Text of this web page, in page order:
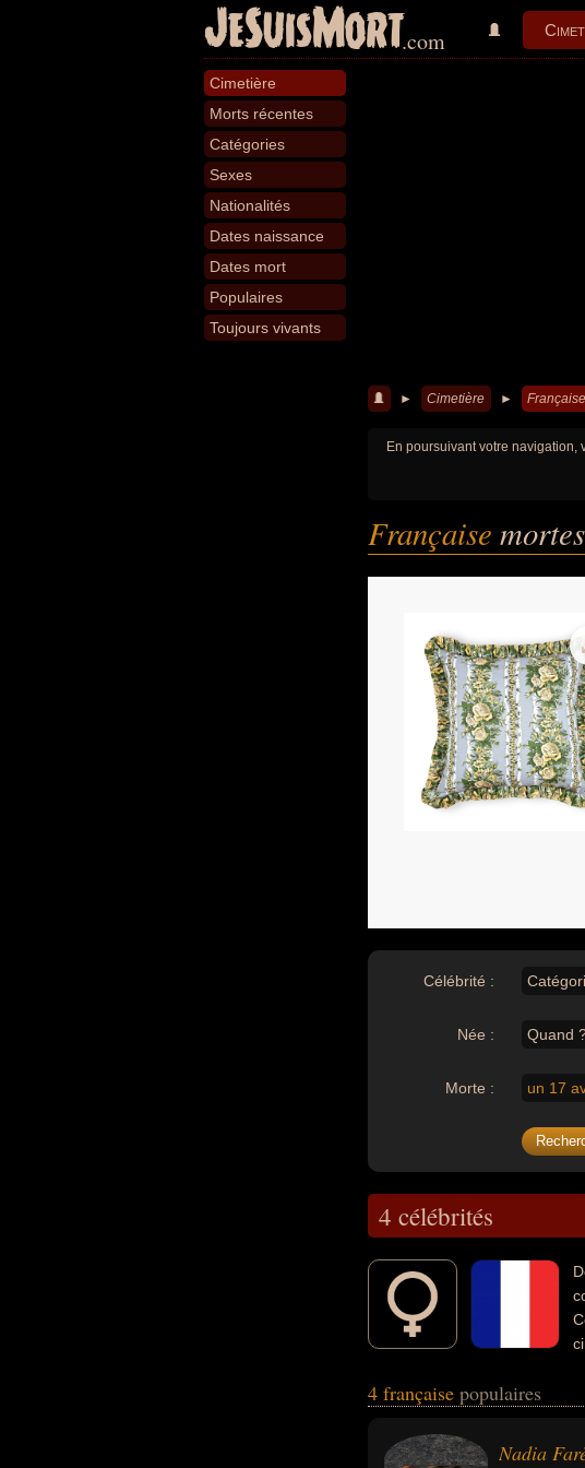
JeSuisMort.com
Cimetière
Morts récentes
Catégories
Sexes
Nationalités
Dates naissance
Dates mort
Populaires
Toujours vivants
► Cimetière ► Française
En poursuivant votre
Française
Célébrité :
Née : Quand
Morte : un 17
4 célébrités
4 française populaires
Nadia